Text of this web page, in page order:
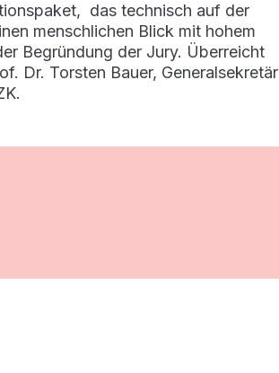
das technisch auf der
menschlichen Blick mit hohem
Begründung der Jury. Überreicht
Dr. Torsten Bauer, Generalsekretär